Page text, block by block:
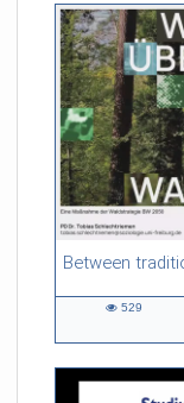
54:13 duration
529